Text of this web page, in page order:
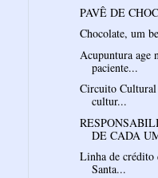
PAVÊ DE
Chocolate, um
Acupuntura age
paciente...
Circuito Cultural
cultur...
DE CADA
Linha de crédito
Santa...